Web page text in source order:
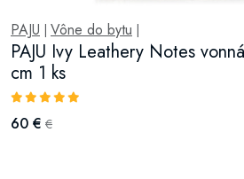
PAJU Vône do bytu
PAJU Ivy Leathery Notes
cm 1 ks
60 € €